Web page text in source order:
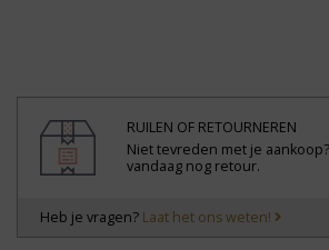
RUILEN OF RETOURNEREN
Niet tevreden met je
vandaag nog retour.
Heb je vragen? Laat het ons weten!